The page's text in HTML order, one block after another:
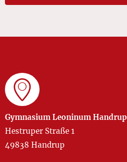
Gymnasium Leoninum Handrup
Hestruper Straße 1
49838 Handrup